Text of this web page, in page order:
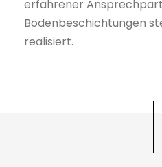
erfahrener
Bodenbeschichtungen
realisiert.